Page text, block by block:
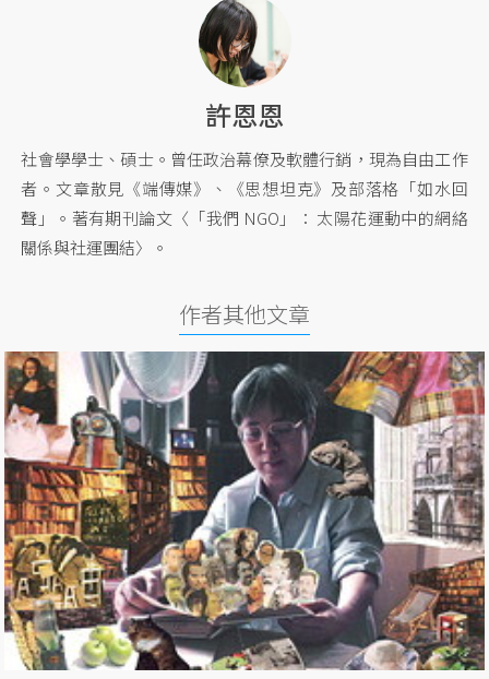
許恩恩
社會學學士、碩士。曾任政治幕僚及軟體行銷，現為自由工作
者。文章散見《端傳媒》、《思想坦克》及部落格「如水回
聲」。著有期刊論文〈「我們 NGO」： 太陽花運動中的網絡
關係與社運團結〉。
作者其他文章